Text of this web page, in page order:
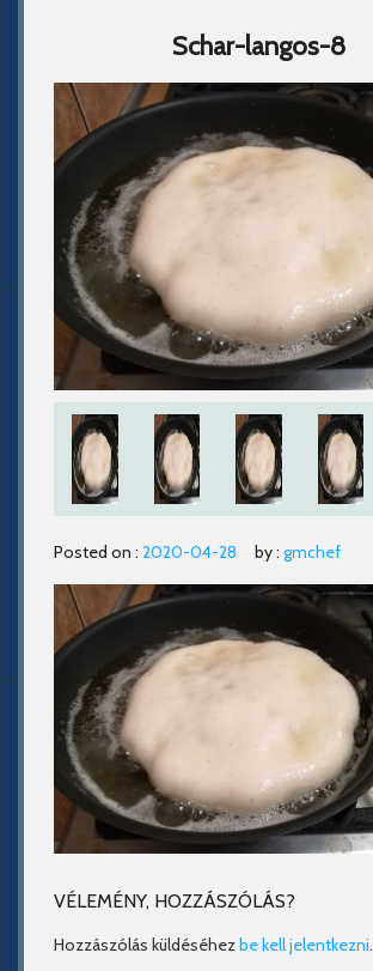
Schar-langos-8
Posted on : 2020-04-28 by : gmchef
VÉLEMÉNY, HOZZÁSZÓLÁS?
Hozzászólás küldéséhezbe kell jelentkezni.